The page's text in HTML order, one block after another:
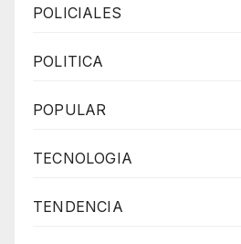
POLICIALES
POLITICA
POPULAR
TECNOLOGIA
TENDENCIA